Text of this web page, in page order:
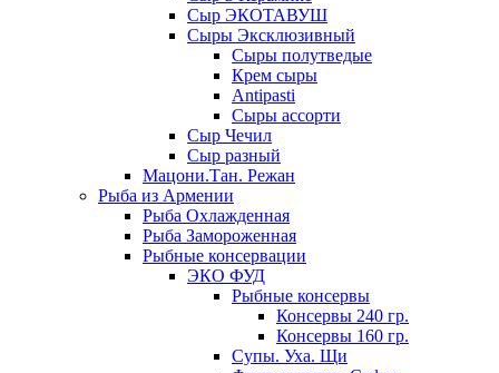
Сыр ЭКОТАВУШ
Сыры Эксклюзивный
Сыры полутведые
Крем сыры
Antipasti
Сыры ассорти
Сыр Чечил
Сыр разный
Мацони.Тан. Режан
Рыба из Армении
Рыба Охлажденная
Рыба Замороженная
Рыбные консервации
ЭКО ФУД
Рыбные консервы
Консервы 240 гр.
Консервы 160 гр.
Супы. Уха. Щи